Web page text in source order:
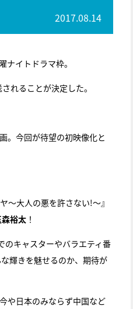
2017.08.14
イトドラマ枠。
れることが決定した。
。今回が待望の初映像化と
〜大人の悪を許さない!〜』
森裕太 ！
のキャスターやバラエティ番
輝きを魅せるのか、期待が
や日本のみならず中国など
藤樹愛羅＆佐々木舞香SPインタ